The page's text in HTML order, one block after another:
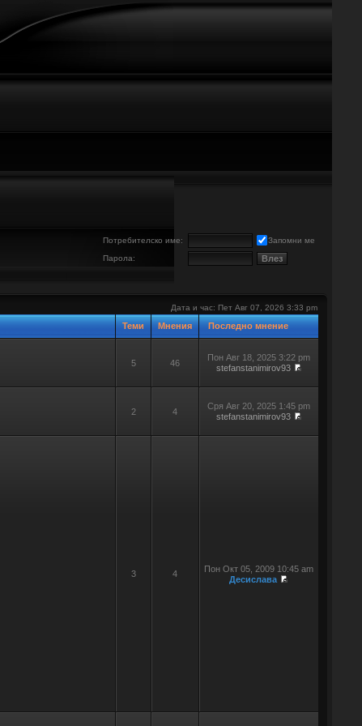
Потребителско име:
Запомни ме
Парола:
Дата и час: Пет Авг 07, 2026 3:33 pm
Теми Мнения Последно мнение
5 46
Пон Авг 18, 2025 3:22 pm
stefanstanimirov93
2 4
Сря Авг 20, 2025 1:45 pm
stefanstanimirov93
3 4
Пон Окт 05, 2009 10:45 am
Десислава